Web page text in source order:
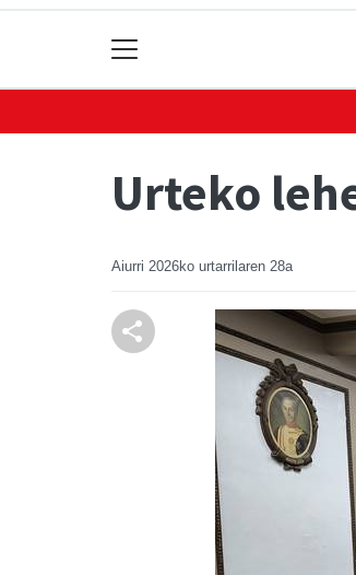
Urteko
Aiurri 2026ko urtarrilaren 28a